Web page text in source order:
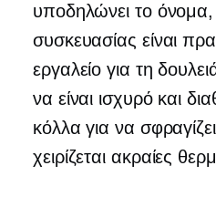
υποδηλώνει το
συσκευασίας είναι
εργαλείο για τη
να είναι ισχυρό και
κόλλα για να
χειρίζεται ακραίες